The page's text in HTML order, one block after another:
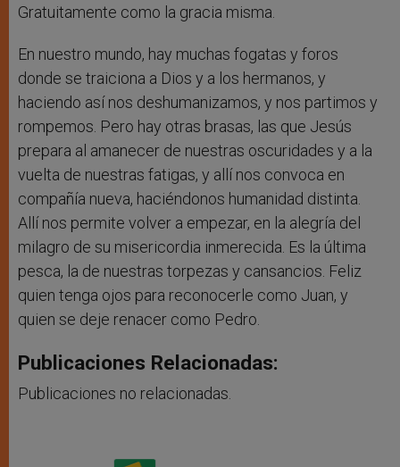
Gratuitamente como la gracia misma.
En nuestro mundo, hay muchas fogatas y foros
donde se traiciona a Dios y a los hermanos, y
haciendo así nos deshumanizamos, y nos partimos y
rompemos. Pero hay otras brasas, las que Jesús
prepara al amanecer de nuestras oscuridades y a la
vuelta de nuestras fatigas, y allí nos convoca en
compañía nueva, haciéndonos humanidad distinta.
Allí nos permite volver a empezar, en la alegría del
milagro de su misericordia inmerecida. Es la última
pesca, la de nuestras torpezas y cansancios. Feliz
quien tenga ojos para reconocerle como Juan, y
quien se deje renacer como Pedro.
Publicaciones Relacionadas:
Publicaciones no relacionadas.